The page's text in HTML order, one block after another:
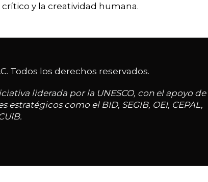
y la creatividad humana.
Todos los derechos reservados.
liderada por la UNESCO, con el apoyo de
estratégicos como el BID, SEGIB, OEI, CEPAL,